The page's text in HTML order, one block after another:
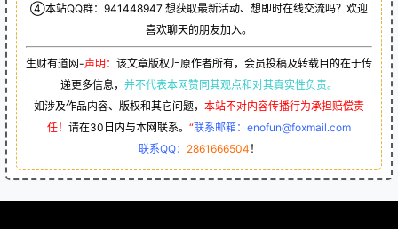
④本站QQ群： 941448947 想获取最新活动、想即时在线交流吗？欢迎
喜欢聊天的朋友加入。
生财有道网-声明： 该文章版权归原作者所有，会员投稿及转载目的在于传
递更多信息， 并不代表本网赞同其观点和对其真实性负责。
如涉及作品内容、版权和其它问题， 本站不对内容传播行为承担赔偿责
任！ 请在30日内与本网联系。 “联系邮箱：enofun@foxmail.com
联系QQ： 2861666504 ！